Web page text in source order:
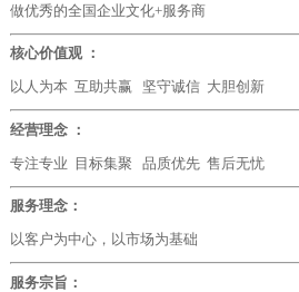
做优秀的全国企业文化+服务商
核心价值观 ：
以人为本 互助共赢 坚守诚信 大胆创新
经营理念 ：
专注专业 目标集聚 品质优先 售后无忧
服务理念：
以客户为中心，以市场为基础
服务宗旨：